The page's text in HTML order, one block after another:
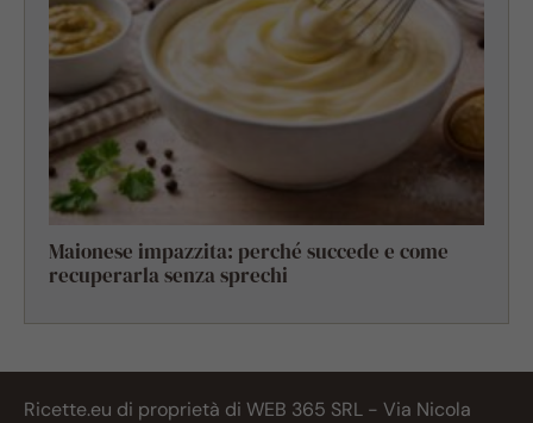
Maionese impazzita: perché succede e come
recuperarla senza sprechi
Ricette.eu di proprietà di WEB 365 SRL - Via Nicola